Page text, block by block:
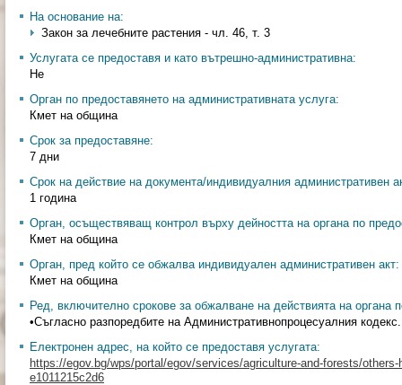
На основание на:
Закон за лечебните растения - чл. 46, т. 3
Услугата се предоставя и като вътрешно-административна:
Не
Орган по предоставянето на административната услуга:
Кмет на община
Срок за предоставяне:
7 дни
Срок на действие на документа/индивидуалния административен
1 година
Орган, осъществяващ контрол върху дейността на органа по
Кмет на община
Орган, пред който се обжалва индивидуален административен акт:
Кмет на община
Ред, включително срокове за обжалване на действията на органа
•Съгласно разпоредбите на Административнопроцесуалния кодекс.
Електронен адрес, на който се предоставя услугата:
https://egov.bg/wps/portal/egov/services/agriculture-and-forests/others-
e1011215c2d6